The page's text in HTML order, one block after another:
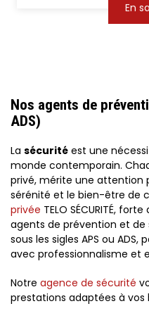
En
Nos agents de
ADS)
La sécurité est une
monde contemporain.
privé, mérite une attention
sérénité et le bien-être de
privée TELO SÉCURITÉ,
agents de prévention et de
sous les sigles APS ou
avec professionnalisme et
Notre agence de sécurité
prestations adaptées à vos